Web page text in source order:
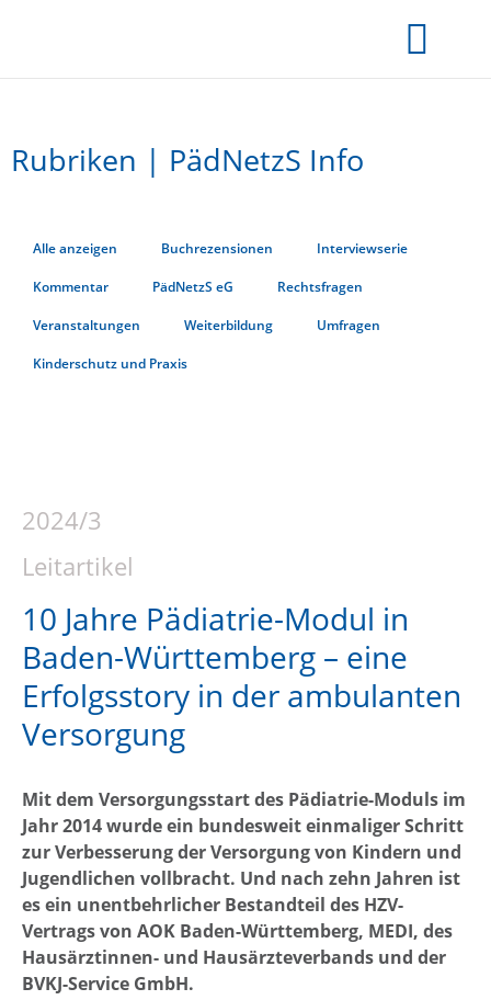
Rubriken | PädNetzS Info
Alle anzeigen Buchrezensionen Interviewserie
Kommentar PädNetzS eG Rechtsfragen
Veranstaltungen Weiterbildung Umfragen
Kinderschutz und Praxis
2024/3
Leitartikel
10 Jahre Pädiatrie-Modul in
Baden-Württemberg – eine
Erfolgsstory in der ambulanten
Versorgung
Mit dem Versorgungsstart des Pädiatrie-Moduls im
Jahr 2014 wurde ein bundesweit einmaliger Schritt
zur Verbesserung der Versorgung von Kindern und
Jugendlichen vollbracht. Und nach zehn Jahren ist
es ein unentbehrlicher Bestandteil des HZV-
Vertrags von AOK Baden-Württemberg, MEDI, des
Hausärztinnen- und Hausärzteverbands und der
BVKJ-Service GmbH.